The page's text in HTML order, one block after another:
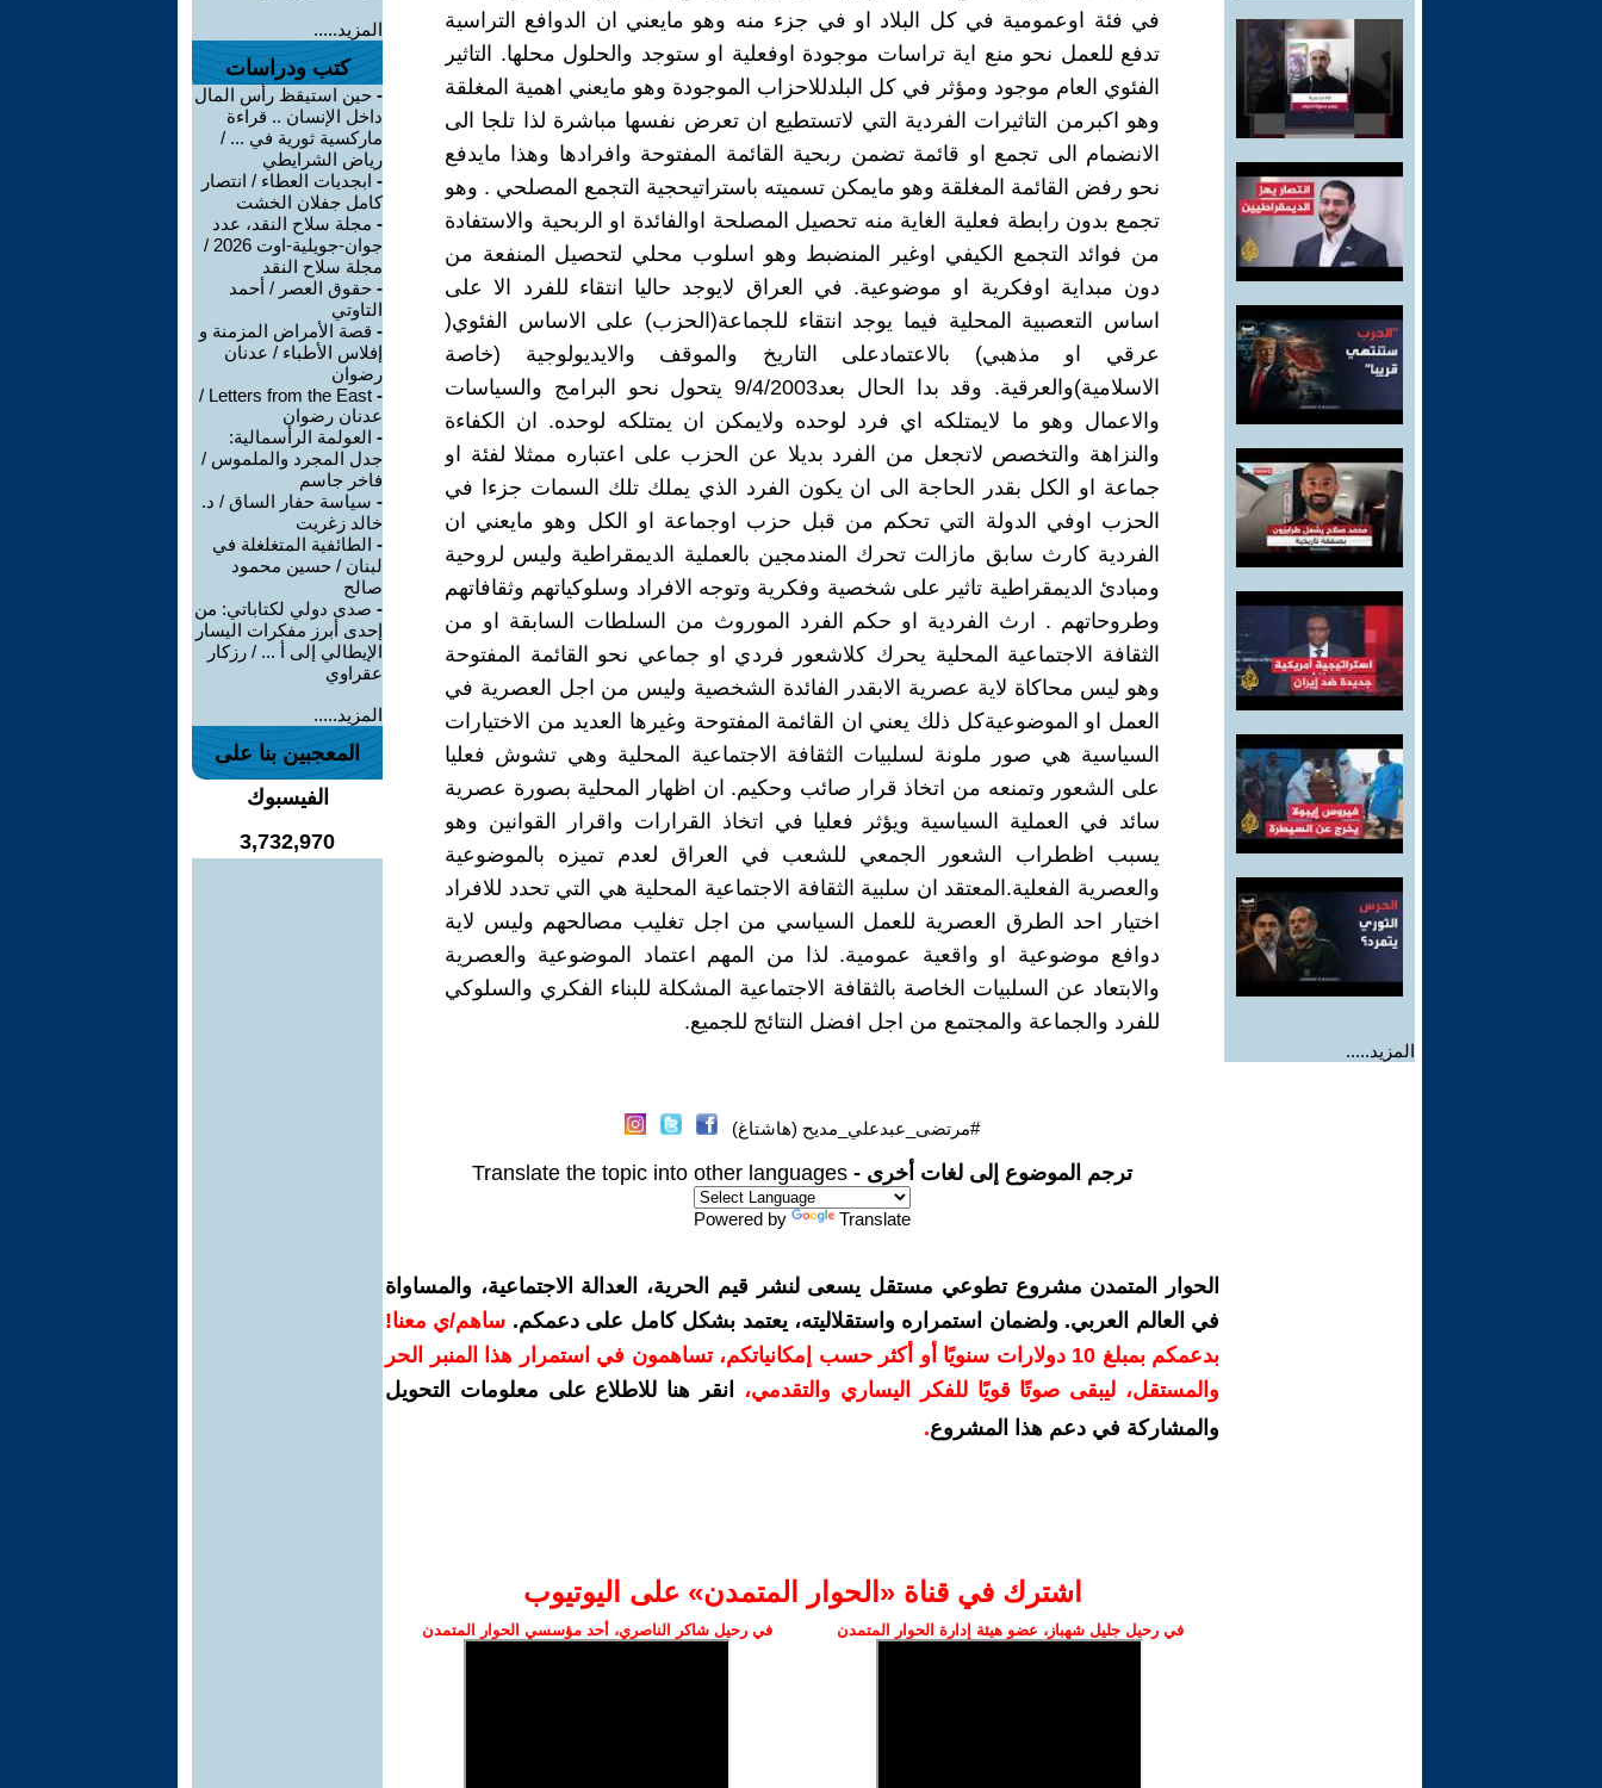
المزيد.....
في فئة اوعمومية في كل البلاد او في جزء منه وهو مايعني ان الدوافع التراسية
تدفع للعمل نحو منع اية تراسات موجودة اوفعلية او ستوجد والحلول محلها. التاثير
الفئوي العام موجود ومؤثر في كل البلدللاحزاب الموجودة وهو مايعني اهمية المغلقة
وهو اكبرمن التاثيرات الفردية التي لاتستطيع ان تعرض نفسها مباشرة لذا تلجا الى
الانضمام الى تجمع او قائمة تضمن ربحية القائمة المفتوحة وافرادها وهذا مايدفع
نحو رفض القائمة المغلقة وهو مايمكن تسميته باستراتيحجية التجمع المصلحي . وهو
تجمع بدون رابطة فعلية الغاية منه تحصيل المصلحة اوالفائدة او الربحية والاستفادة
من فوائد التجمع الكيفي اوغير المنضبط وهو اسلوب محلي لتحصيل المنفعة من
دون مبداية اوفكرية او موضوعية. في العراق لايوجد حاليا انتقاء للفرد الا على
اساس التعصبية المحلية فيما يوجد انتقاء للجماعة(الحزب) على الاساس الفئوي(
عرقي او مذهبي) بالاعتمادعلى التاريخ والموقف والايديولوجية (خاصة
الاسلامية)والعرقية. وقد بدا الحال بعد9/4/2003 يتحول نحو البرامج والسياسات
والاعمال وهو ما لايمتلكه اي فرد لوحده ولايمكن ان يمتلكه لوحده. ان الكفاءة
والنزاهة والتخصص لاتجعل من الفرد بديلا عن الحزب على اعتباره ممثلا لفئة او
جماعة او الكل بقدر الحاجة الى ان يكون الفرد الذي يملك تلك السمات جزءا في
الحزب اوفي الدولة التي تحكم من قبل حزب اوجماعة او الكل وهو مايعني ان
الفردية كارث سابق مازالت تحرك المندمجين بالعملية الديمقراطية وليس لروحية
ومبادئ الديمقراطية تاثير على شخصية وفكرية وتوجه الافراد وسلوكياتهم وثقافاتهم
وطروحاتهم . ارث الفردية او حكم الفرد الموروث من السلطات السابقة او من
الثقافة الاجتماعية المحلية يحرك كلاشعور فردي او جماعي نحو القائمة المفتوحة
وهو ليس محاكاة لاية عصرية الابقدر الفائدة الشخصية وليس من اجل العصرية في
العمل او الموضوعيةكل ذلك يعني ان القائمة المفتوحة وغيرها العديد من الاختيارات
السياسية هي صور ملونة لسلبيات الثقافة الاجتماعية المحلية وهي تشوش فعليا
على الشعور وتمنعه من اتخاذ قرار صائب وحكيم. ان اظهار المحلية بصورة عصرية
سائد في العملية السياسية ويؤثر فعليا في اتخاذ القرارات واقرار القوانين وهو
يسبب اظطراب الشعور الجمعي للشعب في العراق لعدم تميزه بالموضوعية
والعصرية الفعلية.المعتقد ان سلبية الثقافة الاجتماعية المحلية هي التي تحدد للافراد
اختيار احد الطرق العصرية للعمل السياسي من اجل تغليب مصالحهم وليس لاية
دوافع موضوعية او واقعية عمومية. لذا من المهم اعتماد الموضوعية والعصرية
والابتعاد عن السلبيات الخاصة بالثقافة الاجتماعية المشكلة للبناء الفكري والسلوكي
للفرد والجماعة والمجتمع من اجل افضل النتائج للجميع.
#مرتضى_عبدعلي_مديح (هاشتاغ)
ترجم الموضوع إلى لغات أخرى - Translate the topic into other languages
Powered by Translate
الحوار المتمدن مشروع تطوعي مستقل يسعى لنشر قيم الحرية، العدالة الاجتماعية، والمساواة
في العالم العربي. ولضمان استمراره واستقلاليته، يعتمد بشكل كامل على دعمكم. ساهم/ي معنا!
بدعمكم بمبلغ 10 دولارات سنويًا أو أكثر حسب إمكانياتكم، تساهمون في استمرار هذا المنبر الحر
والمستقل، ليبقى صوتًا قويًا للفكر اليساري والتقدمي،
انقر هنا للاطلاع على معلومات التحويل
والمشاركة في دعم هذا المشروع.
اشترك في قناة ‫«الحوار المتمدن» على اليوتيوب
في رحيل جليل شهباز، عضو هيئة إدارة الحوار المتمدن في رحيل شاكر الناصري، أحد مؤسسي الحوار المتمدن
المزيد.....
كتب ودراسات
- حين استيقظ رأس المال
داخل الإنسان .. قراءة
ماركسية ثورية في ... /
رياض الشرايطي
- ابجديات العطاء / انتصار
كامل جفلان الخشت
- مجلة سلاح النقد، عدد
جوان-جويلية-اوت 2026 /
مجلة سلاح النقد
- حقوق العصر / أحمد
التاوتي
- قصة الأمراض المزمنة و
إفلاس الأطباء / عدنان
رضوان
-
Letters from the East /
عدنان رضوان
- العولمة الرأسمالية:
جدل المجرد والملموس /
فاخر جاسم
- سياسة حفار الساق / د.
خالد زغريت
- الطائفية المتغلغلة في
لبنان / حسين محمود
صالح
- صدى دولي لكتاباتي: من
إحدى أبرز مفكرات اليسار
الإيطالي إلى أ ... / رزكار
عقراوي
المزيد.....
المعجبين بنا على
الفيسبوك
3,732,970